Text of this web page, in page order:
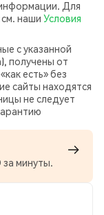
Для
наши Условия
с указанной
получены от
есть» без
сайты находятся
не следует
за минуты.